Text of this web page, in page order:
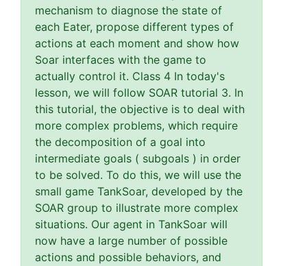
mechanism to diagnose the state of
each Eater, propose different types of
actions at each moment and show how
Soar interfaces with the game to
actually control it. Class 4 In today's
lesson, we will follow SOAR tutorial 3. In
this tutorial, the objective is to deal with
more complex problems, which require
the decomposition of a goal into
intermediate goals ( subgoals ) in order
to be solved. To do this, we will use the
small game TankSoar, developed by the
SOAR group to illustrate more complex
situations. Our agent in TankSoar will
now have a large number of possible
actions and possible behaviors, and